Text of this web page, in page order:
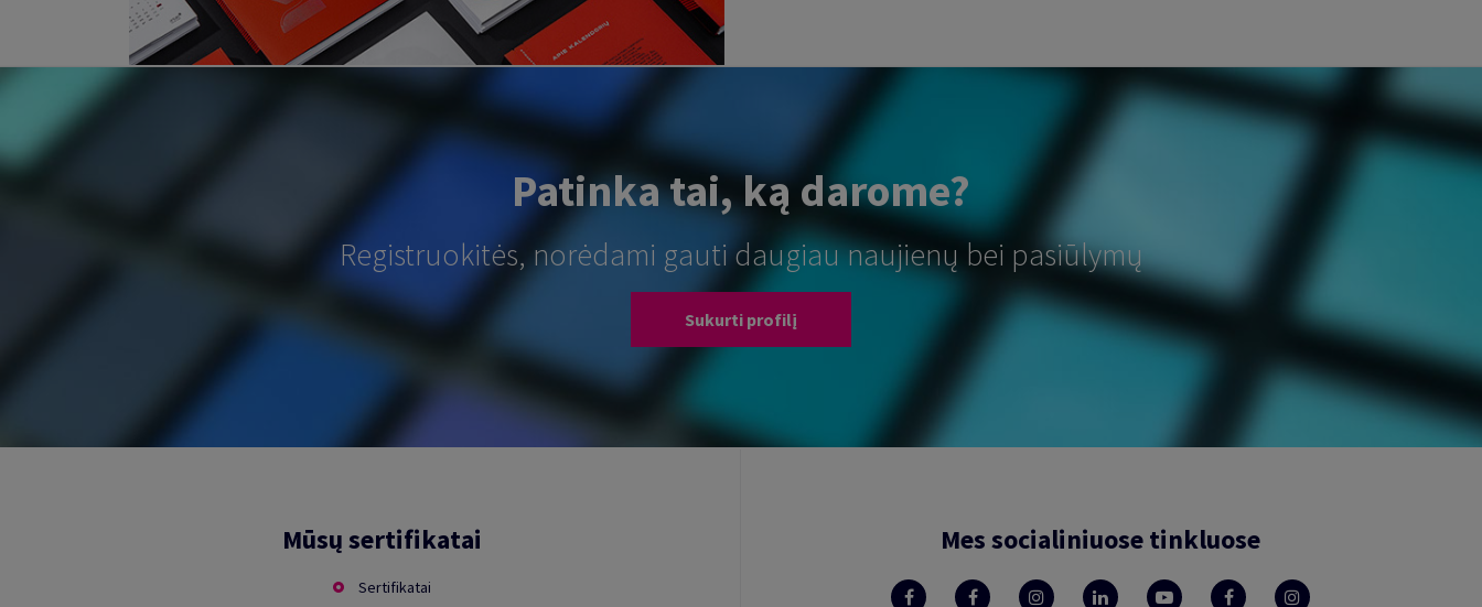
Patinka tai, ką darome?
Registruokitės, norėdami gauti daugiau naujienų bei pasiūlymų
Sukurti profilį
Mūsų sertifikatai
Sertifikatai
Mes socialiniuose tinkluose